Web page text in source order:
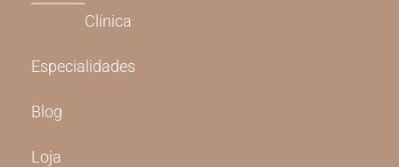
Clínica
Especialidades
Blog
Loja